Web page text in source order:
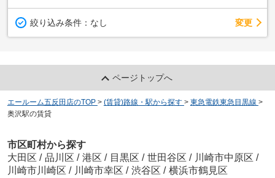
絞り込み条件： なし 変更
ページトップへ
エールーム五反田店のTOP > (賃貸)路線・駅から探す > 東急電鉄東急目黒線 >
奥沢駅の賃貸
市区町村から探す
大田区 / 品川区 / 港区 / 目黒区 / 世田谷区 / 川崎市中原区 /
川崎市川崎区 / 川崎市幸区 / 渋谷区 / 横浜市鶴見区